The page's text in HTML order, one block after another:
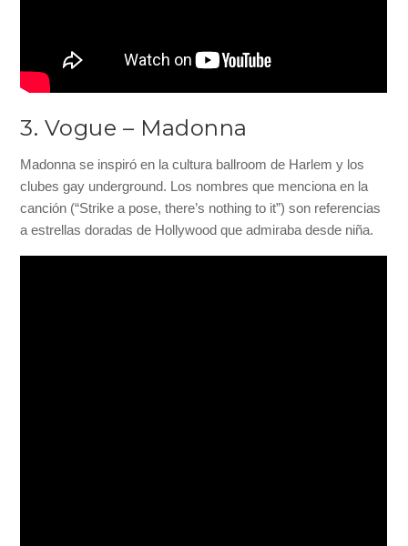
3. Vogue – Madonna
Madonna se inspiró en la cultura ballroom de Harlem y los
clubes gay underground. Los nombres que menciona en la
canción (“Strike a pose, there’s nothing to it”) son referencias
a estrellas doradas de Hollywood que admiraba desde niña.